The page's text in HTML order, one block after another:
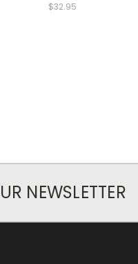
$32.95
NEWSLETTER